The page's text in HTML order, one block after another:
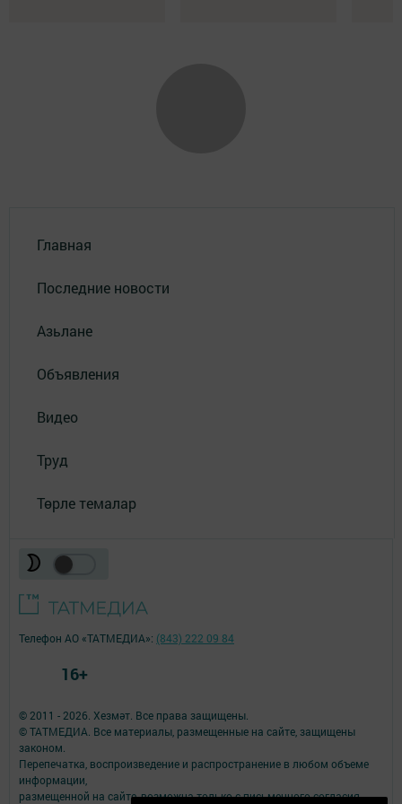
Главная
Последние новости
Азьлане
Объявления
Видео
Труд
Төрле темалар
© 2011 - 2026. Хезмәт. Все права защищены.
© ТАТМЕДИА. Все материалы, размещенные на сайте, защищены
законом.
Перепечатка, воспроизведение и распространение в любом объеме
информации,
размещенной на сайте, возможна только с письменного согласия
Телефон АО «ТАТМЕДИА»: (843) 222 09 84
16+